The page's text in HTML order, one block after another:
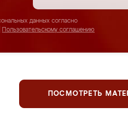
данных согласно
Пользовательскому соглашению
ПОСМОТРЕТЬ